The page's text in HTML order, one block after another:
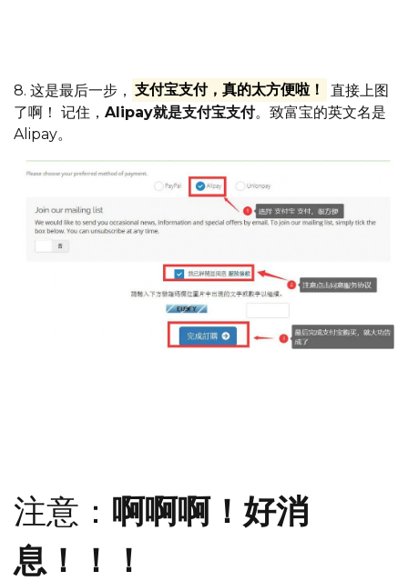
8. 这是最后一步， 支付宝支付，真的太方便啦！
直接上图
了啊！ 记住， Alipay就是支付宝支付。致富宝的英文名是
Alipay。
注意： 啊啊啊！好消
息！！！